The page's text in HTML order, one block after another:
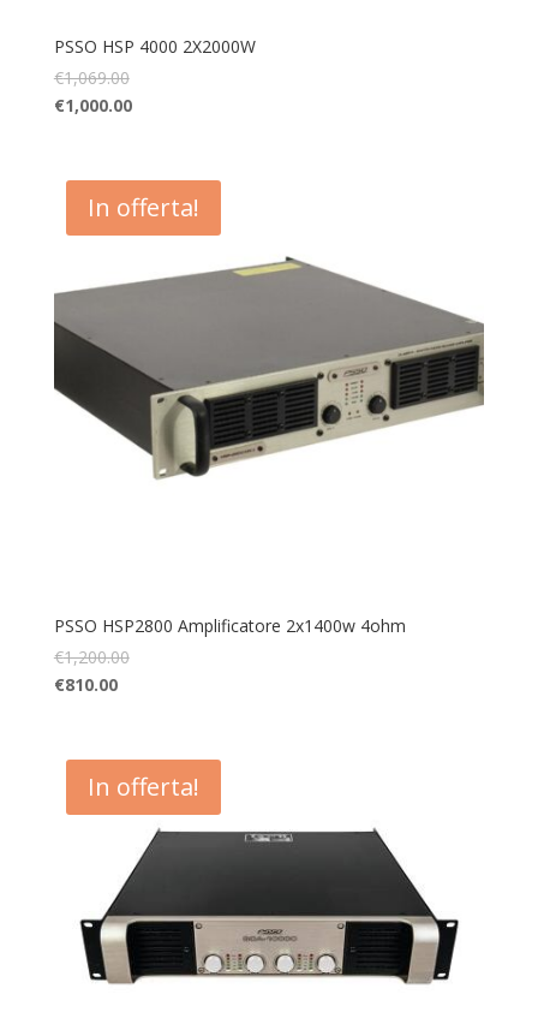
PSSO HSP 4000 2X2000W
€1,069.00
€1,000.00
In offerta!
PSSO HSP2800 Amplificatore 2x1400w 4ohm
€1,200.00
€810.00
In offerta!